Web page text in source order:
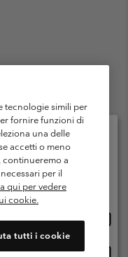
Garanzia
utenti
Impressum
18:00
tecnologie simili per
fornire funzioni di
una delle
accetti o meno
continueremo a
per il
qui per vedere
cookie.
tutti i cookie
e la lingua
online